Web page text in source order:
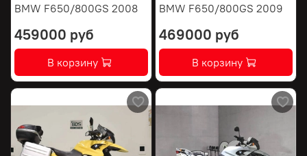
BMW F650/800GS 2008
459000 руб
В корзину
BMW F650/800GS 2009
469000 руб
В корзину